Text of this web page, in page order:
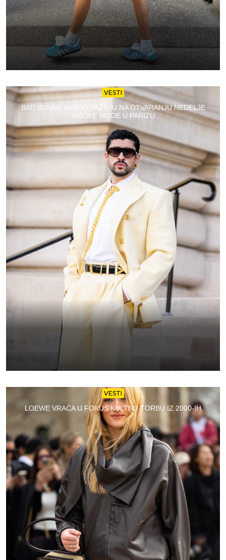
VESTI
BAD BUNNY UKRAO PAŽNJU NA OTVARANJU NEDELJE
VISOKE MODE U PARIZU
VESTI
LOEWE VRAĆA U FOKUS KULTNU TORBU IZ 2000-IH